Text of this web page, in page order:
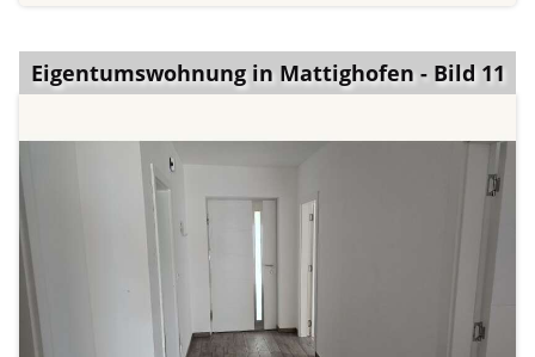
Eigentumswohnung in Mattighofen - Bild 11